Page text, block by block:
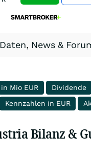
News &
Mio EUR Dividende
Kennzahlen in EUR
Bilanz &